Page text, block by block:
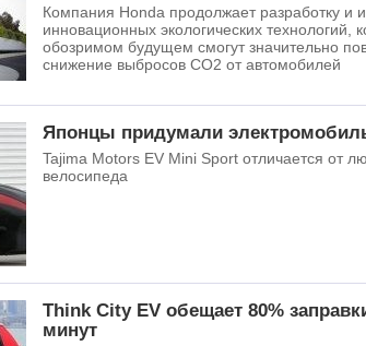
Компания Honda продолжает разработку и
инновационных экологических технологий,
обозримом будущем смогут значительно
снижение выбросов СО2 от автомобилей
Японцы придумали
Tajima Motors EV Mini Sport отличается от
велосипеда
Think City EV обещает 80%
минут